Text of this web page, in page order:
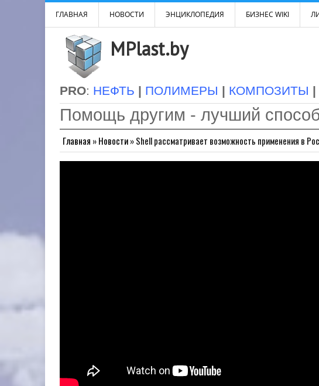
ГЛАВНАЯ НОВОСТИ ЭНЦИКЛОПЕДИЯ БИЗНЕС WIKI
MPlast.by
PRO: НЕФТЬ | ПОЛИМЕРЫ | КОМПОЗИТЫ |
Помощь другим - лучший
Главная »Новости»Shell рассматривает возможность применения в